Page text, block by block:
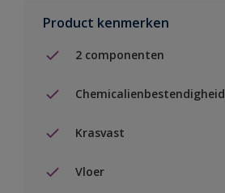
Product kenmerken
2 componenten
Chemicalienbestendigheid
Krasvast
Vloer